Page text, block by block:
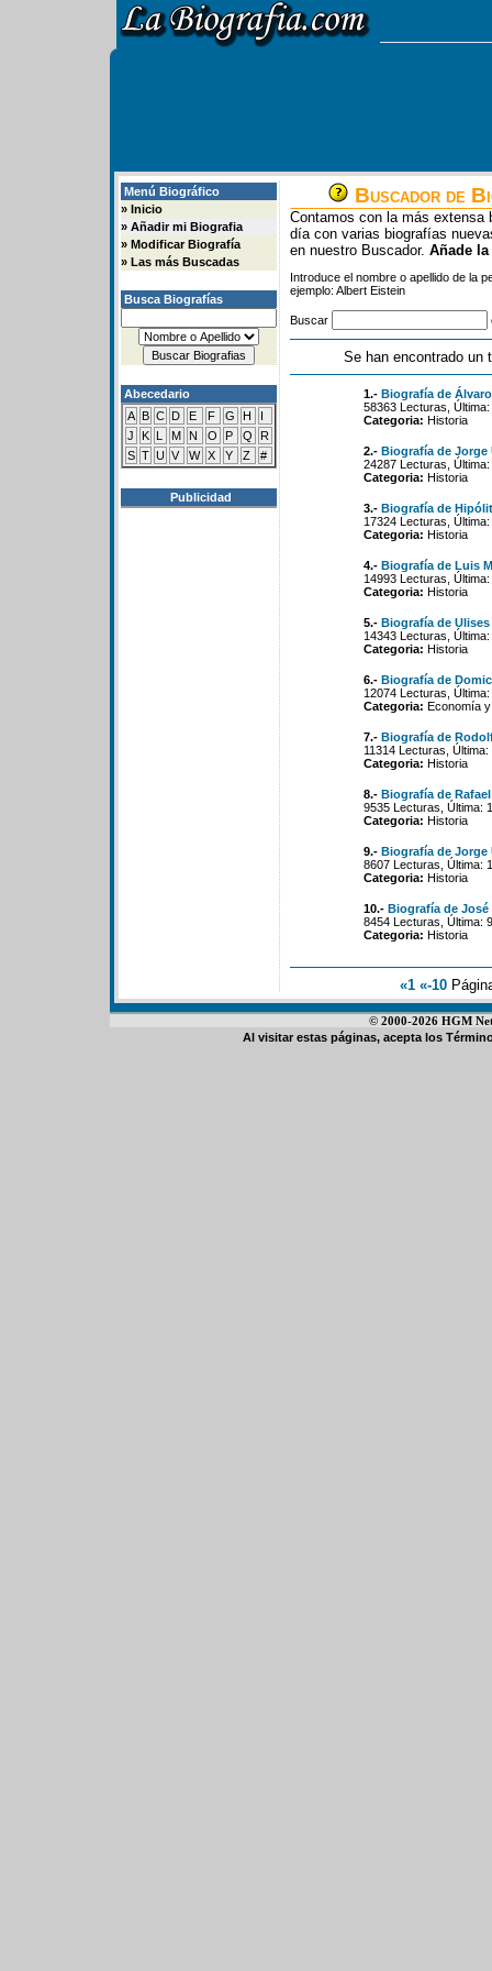
Menú Biográfico
» Inicio
» Añadir mi Biografia
» Modificar Biografía
» Las más Buscadas
Busca Biografías
Abecedario
A B C D E F G H
I
J
K L M N O P Q
R
S T U V W X Y Z #
Publicidad
Buscador de
Contamos con la más extensa
día con varias biografías
en nuestro Buscador. Añade
Introduce el nombre o apellido de la
ejemplo: Albert Eistein
Buscar
Se han encontrado un
1.- Biografía de
58363 Lecturas,
Categoria: Historia
2.- Biografía de Jorge
24287 Lecturas,
Categoria: Historia
3.- Biografía de
17324 Lecturas,
Categoria: Historia
4.- Biografía de Luis
14993 Lecturas,
Categoria: Historia
5.- Biografía de Ulises
14343 Lecturas,
Categoria: Historia
6.- Biografía de
12074 Lecturas,
Categoria: Economía
7.- Biografía de
11314 Lecturas,
Categoria: Historia
8.- Biografía de
9535 Lecturas, Última:
Categoria: Historia
9.- Biografía de Jorge
8607 Lecturas, Última:
Categoria: Historia
10.- Biografía de José
8454 Lecturas, Última:
Categoria: Historia
«1 «-10
© 2000-2026 HGM
Al visitar estas páginas, acepta los